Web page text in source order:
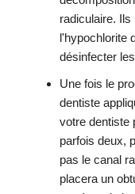
radiculaire. Ils
l'hypochlorite
désinfecter
Une fois le
dentiste
votre dentiste
parfois deux,
pas le canal
placera un